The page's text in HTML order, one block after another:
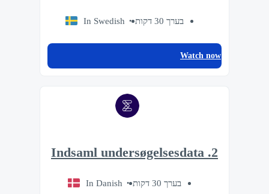
בערך 30 דקות In Swedish
Watch now
2. Indsaml undersøgelsesdata
בערך 30 דקות In Danish